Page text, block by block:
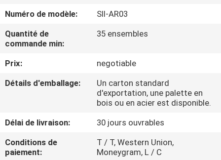
VISITE
D'USINE
CONTRÔLE
DE
NOUS
Numéro de modèle:
SII-AR03
Quantité de
commande min:
35 ensembles
Prix:
negotiable
Détails d'emballage:
Un carton standard
d'exportation, une palette en
bois ou en acier est disponible.
Délai de livraison:
30 jours ouvrables
Conditions de
paiement:
T / T, Western Union,
Moneygram, L / C